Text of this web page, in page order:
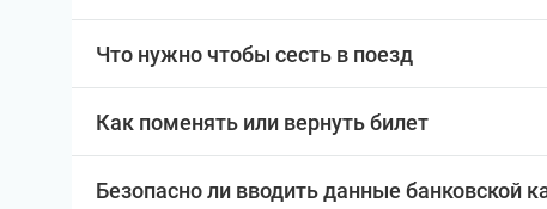
Что нужно чтобы сесть в поезд
Как поменять или вернуть билет
Безопасно ли вводить данные банковской